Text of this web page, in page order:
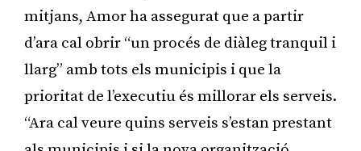
mitjans, Amor ha assegurat que a partir
d’ara cal obrir “un procés de diàleg tranquil i
llarg” amb tots els municipis i que la
prioritat de l’executiu és millorar els serveis.
“Ara cal veure quins serveis s’estan prestant